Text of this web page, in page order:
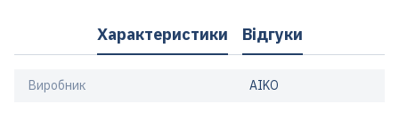
Характеристики Відгуки
Виробник AIKO